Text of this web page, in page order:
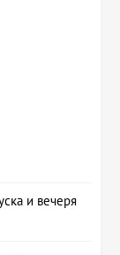
и вечеря